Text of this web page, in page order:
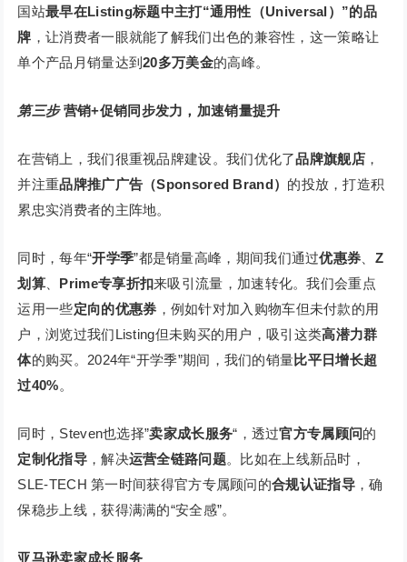
国站最早在Listing标题中主打“通用性（Universal）”的品
牌 ，让消费者一眼就能了解我们出色的兼容性，这一策略让
单个产品月销量达到20多万美金的高峰。
第三步 营销+促销同步发力，加速销量提升
在营销上，我们很重视品牌建设。我们优化了品牌旗舰店，
并注重品牌推广广告（Sponsored Brand） 的投放，打造积
累忠实消费者的主阵地。
同时，每年“开学季”都是销量高峰，期间我们通过优惠券
Z
划算
Prime专享折扣来吸引流量，加速转化。我们会重点
运用一些定向的优惠券 ，例如针对加入购物车但未付款的用
户，浏览过我们Listing但未购买的用户，吸引这类高潜力群
体的购买。2024年“开学季”期间，我们的销量比平日增长超
过40%。
同时，Steven也选择”卖家成长服务“，透过官方专属顾问的
定制化指导，解决运营全链路问题。比如在上线新品时，
SLE-TECH 第一时间获得官方专属顾问的合规认证指导，确
保稳步上线，获得满满的“安全感”。
亚马逊卖家成长服务